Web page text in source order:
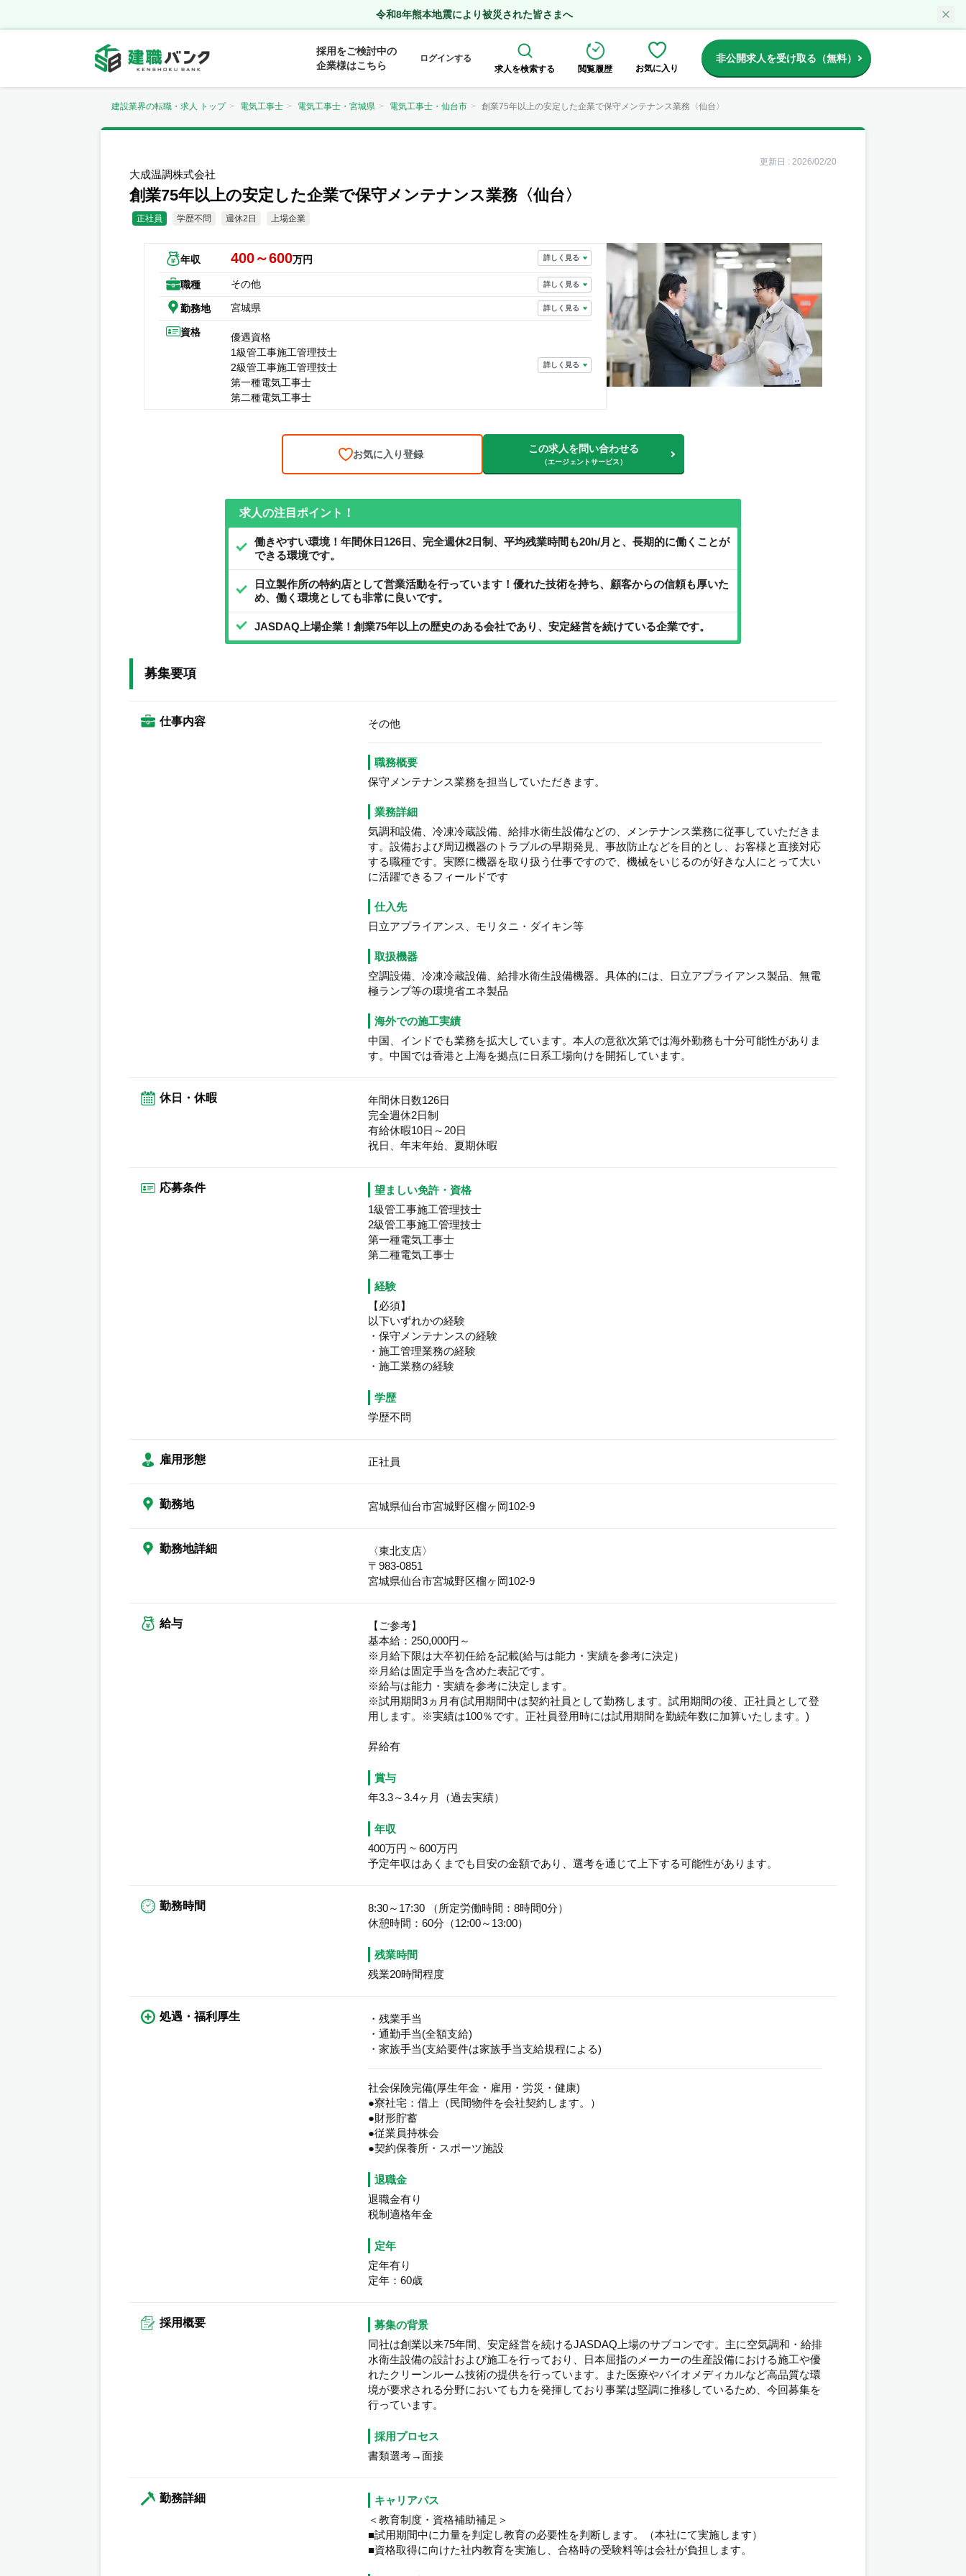
令和8年熊本地震により被災された皆さまへ
採用をご検討中の
企業様はこちら
ログインする
求人を検索する
閲覧履歴 お気に入り
非公開求人を受け取る（無料）
建設業界の転職・求人 トップ 電気工事士 電気工事士・宮城県 電気工事士・仙台市 創業75年以上の安定した企業で保守メンテナンス業務〈仙台〉
更新日 : 2026/02/20
大成温調株式会社
創業75年以上の安定した企業で保守メンテナンス業務〈仙台〉
正社員 学歴不問 週休2日 上場企業
年収 400～600万円 詳しく見る
職種 その他 詳しく見る
勤務地 宮城県 詳しく見る
資格
優遇資格
1級管工事施工管理技士
2級管工事施工管理技士
第一種電気工事士
第二種電気工事士
詳しく見る
お気に入り登録 この求人を問い合わせる
（エージェントサービス）
求人の注目ポイント！
働きやすい環境！年間休日126日、完全週休2日制、平均残業時間も20h/月と、長期的に働くことが
できる環境です。
日立製作所の特約店として営業活動を行っています！優れた技術を持ち、顧客からの信頼も厚いた
め、働く環境としても非常に良いです。
JASDAQ上場企業！創業75年以上の歴史のある会社であり、安定経営を続けている企業です。
募集要項
仕事内容 その他
職務概要
保守メンテナンス業務を担当していただきます。
業務詳細
気調和設備、冷凍冷蔵設備、給排水衛生設備などの、メンテナンス業務に従事していただきま
す。設備および周辺機器のトラブルの早期発見、事故防止などを目的とし、お客様と直接対応
する職種です。実際に機器を取り扱う仕事ですので、機械をいじるのが好きな人にとって大い
に活躍できるフィールドです
仕入先
日立アプライアンス、モリタニ・ダイキン等
取扱機器
空調設備、冷凍冷蔵設備、給排水衛生設備機器。具体的には、日立アプライアンス製品、無電
極ランプ等の環境省エネ製品
海外での施工実績
中国、インドでも業務を拡大しています。本人の意欲次第では海外勤務も十分可能性がありま
す。中国では香港と上海を拠点に日系工場向けを開拓しています。
休日・休暇
年間休日数126日
完全週休2日制
有給休暇10日～20日
祝日、年末年始、夏期休暇
応募条件
望ましい免許・資格
1級管工事施工管理技士
2級管工事施工管理技士
第一種電気工事士
第二種電気工事士
経験
【必須】
以下いずれかの経験
・保守メンテナンスの経験
・施工管理業務の経験
・施工業務の経験
学歴
学歴不問
雇用形態 正社員
勤務地 宮城県仙台市宮城野区榴ヶ岡102-9
勤務地詳細
〈東北支店〉
〒983-0851
宮城県仙台市宮城野区榴ヶ岡102-9
給与
【ご参考】
基本給：250,000円～
※月給下限は大卒初任給を記載(給与は能力・実績を参考に決定）
※月給は固定手当を含めた表記です。
※給与は能力・実績を参考に決定します。
※試用期間3ヵ月有(試用期間中は契約社員として勤務します。試用期間の後、正社員として登
用します。※実績は100％です。正社員登用時には試用期間を勤続年数に加算いたします。)
昇給有
賞与
年3.3～3.4ヶ月（過去実績）
年収
400万円 ~ 600万円
予定年収はあくまでも目安の金額であり、選考を通じて上下する可能性があります。
勤務時間
8:30～17:30 （所定労働時間：8時間0分）
休憩時間：60分（12:00～13:00）
残業時間
残業20時間程度
処遇・福利厚生
・残業手当
・通勤手当(全額支給)
・家族手当(支給要件は家族手当支給規程による)
社会保険完備(厚生年金・雇用・労災・健康)
●寮社宅：借上（民間物件を会社契約します。）
●財形貯蓄
●従業員持株会
●契約保養所・スポーツ施設
退職金
退職金有り
税制適格年金
定年
定年有り
定年：60歳
採用概要
募集の背景
同社は創業以来75年間、安定経営を続けるJASDAQ上場のサブコンです。主に空気調和・給排
水衛生設備の設計および施工を行っており、日本屈指のメーカーの生産設備における施工や優
れたクリーンルーム技術の提供を行っています。また医療やバイオメディカルなど高品質な環
境が要求される分野においても力を発揮しており事業は堅調に推移しているため、今回募集を
行っています。
採用プロセス
書類選考→面接
勤務詳細
キャリアパス
＜教育制度・資格補助補足＞
■試用期間中に力量を判定し教育の必要性を判断します。（本社にて実施します）
■資格取得に向けた社内教育を実施し、合格時の受験料等は会社が負担します。